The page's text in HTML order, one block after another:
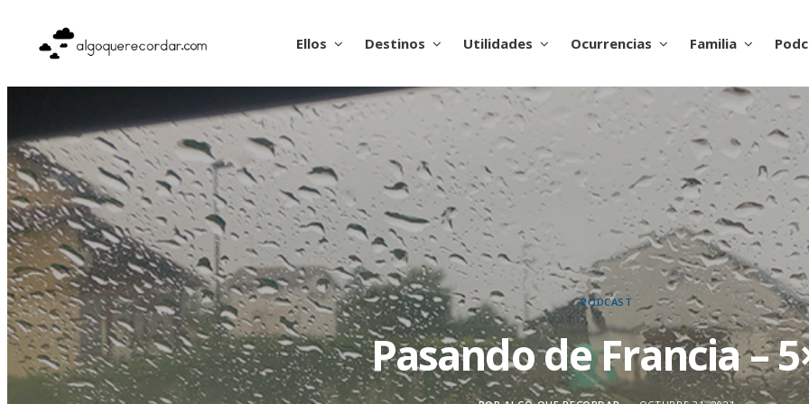
Ellos Destinos Utilidades Ocurrencias Familia
PODCAST
Pasando de Francia –